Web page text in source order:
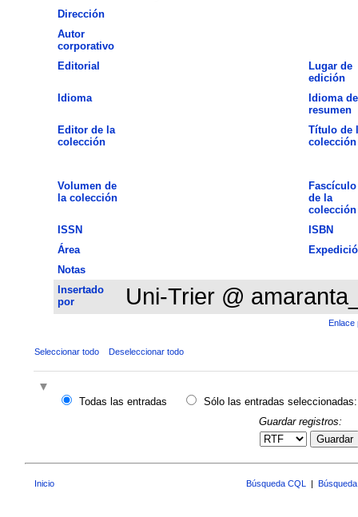
Dirección
Autor
corporativo
Editorial
Lugar de
edición
Idioma
Idioma
resumen
Editor de la
colección
Título de
colección
Volumen de
la colección
Fascículo
de la
colección
ISSN
ISBN
Área
Notas
Insertado
por
Uni-Trier @
Enlace
Seleccionar todo Deseleccionar todo
Todas las entradas
Sólo las entradas seleccionadas:
Guardar registros:
Guardar
Inicio Búsqueda CQL